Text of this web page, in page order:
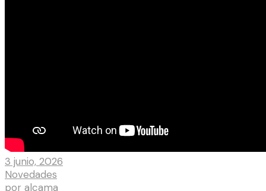
3 junio, 2026
Novedades
por alcama